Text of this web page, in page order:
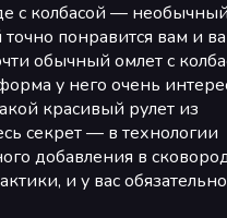
с колбасой —
понравится вам и
обычный омлет с
у него очень
красивый рулет из
секрет — в технологии
добавления в
и у вас обязательно